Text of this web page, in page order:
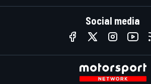
Social media